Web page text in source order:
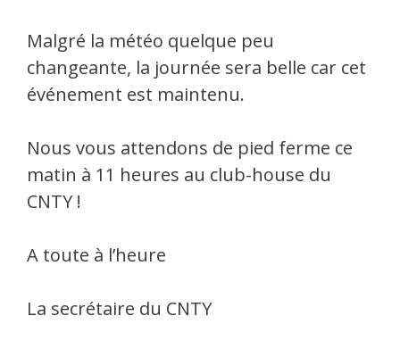
Malgré la météo quelque peu
changeante, la journée sera belle car cet
événement est maintenu.
Nous vous attendons de pied ferme ce
matin à 11 heures au club-house du
CNTY !
A toute à l’heure
La secrétaire du CNTY